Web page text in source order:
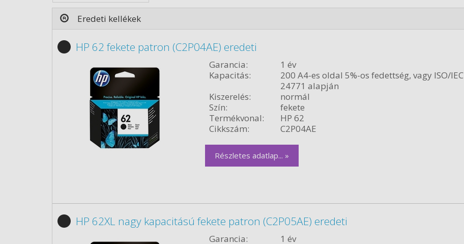
Eredeti kellékek
HP 62 fekete patron (C2P04AE) eredeti
Garancia:
1 év
Kapacitás:
200 A4-es oldal 5%-os fedettség, vagy ISO/IEC
24771 alapján
Kiszerelés:
normál
Szín:
fekete
Termékvonal:
HP 62
Cikkszám:
C2P04AE
Részletes adatlap... »
HP 62XL nagy kapacitású fekete patron (C2P05AE) eredeti
Garancia:
1 év